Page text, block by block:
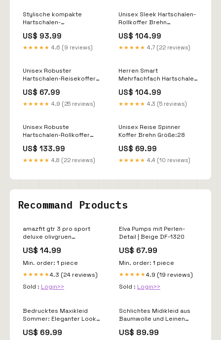
Stylische kompakte
Hartschalen-
Brehn Zubehör
US$ 93.99
★★★★★ 4.6 (9 reviews)
Unisex Sleek Hartschalen-
Rollkoffer Brehn
US$ 104.99
★★★★★ 4.7 (22 reviews)
Unisex Robuster
Hartschalen-Reisekoffer
US$ 67.99
★★★★★ 4.9 (25 reviews)
Herren Smart
Mehrfachfach Hartschalen
BL+15789870612825
US$ 104.99
★★★★★ 4.3 (5 reviews)
Unisex Robuste
Hartschalen-Rollkoffer
US$ 133.99
★★★★★ 4.8 (22 reviews)
Unisex Reise Spinner
Koffer Brehn Größe:28
US$ 69.99
★★★★★ 4.4 (10 reviews)
Recommand Products
amazfit gtr 3 pro sport
deluxe olivgruen
US$ 14.99
Min. order: 1 piece
★★★★★4.3 (24 reviews)
Sold : Login>>
Elva Pumps mit Perlen-
Detail | Beige DF-1320
US$ 67.99
Min. order: 1 piece
★★★★★4.9 (19 reviews)
Sold : Login>>
Bedrucktes Maxikleid
Sommer: Eleganter Look
1474
US$ 69.99
Schlichtes Midikleid aus
Baumwolle und Leinen
US$ 89.99